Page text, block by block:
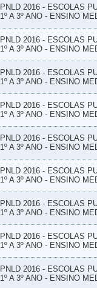
PNLD 2016 - ESCOLAS
1º A 3º ANO - ENSINO
PNLD 2016 - ESCOLAS
1º A 3º ANO - ENSINO
PNLD 2016 - ESCOLAS
1º A 3º ANO - ENSINO
PNLD 2016 - ESCOLAS
1º A 3º ANO - ENSINO
PNLD 2016 - ESCOLAS
1º A 3º ANO - ENSINO
PNLD 2016 - ESCOLAS
1º A 3º ANO - ENSINO
PNLD 2016 - ESCOLAS
1º A 3º ANO - ENSINO
PNLD 2016 - ESCOLAS
1º A 3º ANO - ENSINO
PNLD 2016 - ESCOLAS
1º A 3º ANO - ENSINO